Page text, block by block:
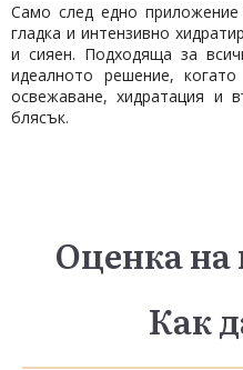
Само след едно
гладка и интензивно
и сияен. Подходяща за
идеалното решение,
освежаване, хидратация и
блясък.
Оценка на
Как